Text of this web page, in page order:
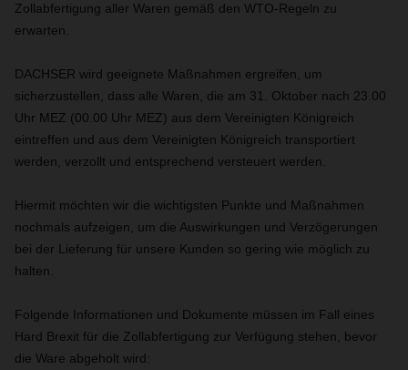
Zollabfertigung aller Waren gemäß den WTO-Regeln zu
erwarten.
DACHSER wird geeignete Maßnahmen ergreifen, um
sicherzustellen, dass alle Waren, die am 31. Oktober nach 23.00
Uhr MEZ (00.00 Uhr MEZ) aus dem Vereinigten Königreich
eintreffen und aus dem Vereinigten Königreich transportiert
werden, verzollt und entsprechend versteuert werden.
Hiermit möchten wir die wichtigsten Punkte und Maßnahmen
nochmals aufzeigen, um die Auswirkungen und Verzögerungen
bei der Lieferung für unsere Kunden so gering wie möglich zu
halten.
Folgende Informationen und Dokumente müssen im Fall eines
Hard Brexit für die Zollabfertigung zur Verfügung stehen, bevor
die Ware abgeholt wird: